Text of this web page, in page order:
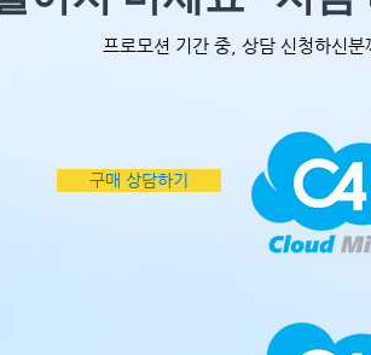
프로모션 기간 중, 상담 신청하신
구매 상담하기